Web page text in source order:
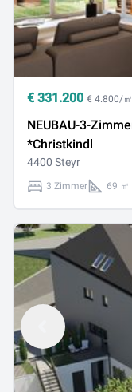
€ 331.200 € 4.800/㎡
NEUBAU-3-
*Christkindl
4400 Steyr
3 Zimmer 69 ㎡